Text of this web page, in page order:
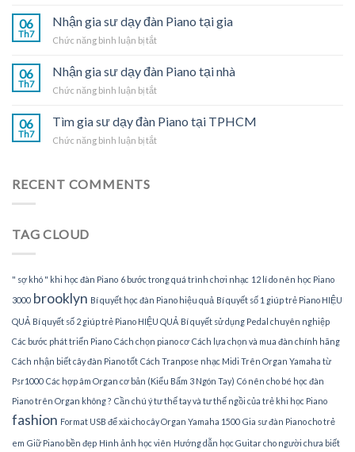
tạigia
dạy
Piano
06
Th7
Nhận gia sư dạy đàn Piano tại gia
Chức năng bình luận bị tắtở
gia
dạy
Piano
06
Th7
Nhận gia sư dạy đàn Piano tại nhà
Chức năng bình luận bị tắtở
gia
dạy
06
Th7
Tìm gia sư dạy đàn Piano tại TPHCM
Chức năng bình luận bị tắtở
RECENT COMMENTS
TAG CLOUD
" sợ khó " khi học đàn Piano 6 bước trong quá trình chơi nhạc 12 lí do nên học Piano
3000 brooklyn Bí quyết học đàn Piano hiệu quả Bí quyết số 1 giúp trẻ Piano HIỆU
QUẢ Bí quyết số 2 giúp trẻ Piano HIỆU QUẢ Bí quyết sử dụng Pedal chuyên nghiệp
Các bước phát triển Piano Cách chọn piano cơ Cách lựa chọn và mua đàn chính hãng
Cách nhận biết cây đàn Piano tốt Cách Tranpose nhạc Midi Trên Organ Yamaha từ
Psr1000 Các hợp âm Organ cơ bản (Kiểu Bấm 3 Ngón Tay) Có nên cho bé học đàn
Piano trên Organ không ? Cần chú ý tư thế tay và tư thế ngồi của trẻ khi học Piano
fashion Format USB để xài cho cây Organ Yamaha 1500 Gia sư đàn Piano cho trẻ
em Giữ Piano bền đẹp Hình ảnh học viên Hướng dẫn học Guitar cho người chưa biết